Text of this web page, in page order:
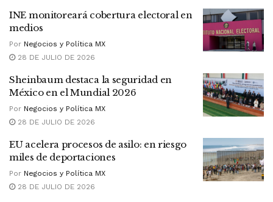
INE monitoreará cobertura electoral en
medios
Por Negocios y Política MX
28 DE JULIO DE 2026
Sheinbaum destaca la seguridad en
México en el Mundial 2026
Por Negocios y Política MX
28 DE JULIO DE 2026
EU acelera procesos de asilo: en riesgo
miles de deportaciones
Por Negocios y Política MX
28 DE JULIO DE 2026